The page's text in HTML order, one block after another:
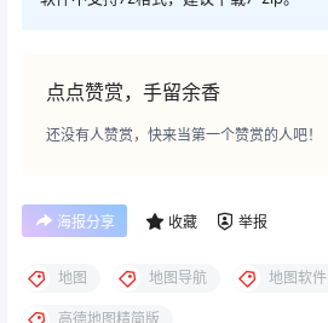
点点赞赏，手留余香
还没有人赞赏，快来当第一个赞赏的人吧！
海报分享 收藏 举报
地图 地图导航 地图软件
高德地图精简版